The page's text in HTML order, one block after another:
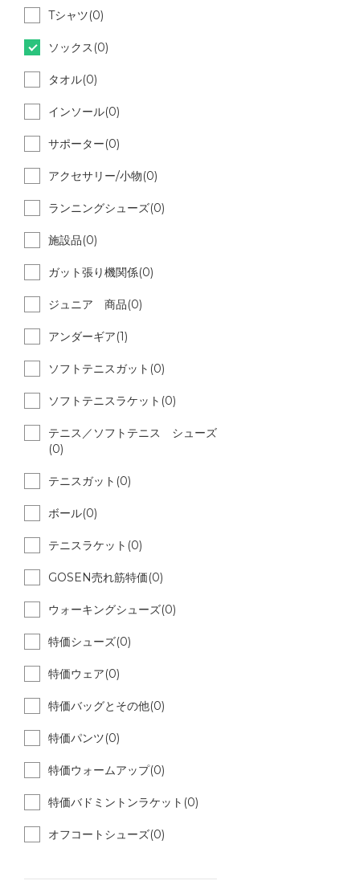
Tシャツ(0)
ソックス(0)
タオル(0)
インソール(0)
サポーター(0)
アクセサリー/小物(0)
ランニングシューズ(0)
施設品(0)
ガット張り機関係(0)
ジュニア 商品(0)
アンダーギア(1)
ソフトテニスガット(0)
ソフトテニスラケット(0)
テニス／ソフトテニス シューズ
(0)
テニスガット(0)
ボール(0)
テニスラケット(0)
GOSEN売れ筋特価(0)
ウォーキングシューズ(0)
特価シューズ(0)
特価ウェア(0)
特価バッグとその他(0)
特価パンツ(0)
特価ウォームアップ(0)
特価バドミントンラケット(0)
オフコートシューズ(0)